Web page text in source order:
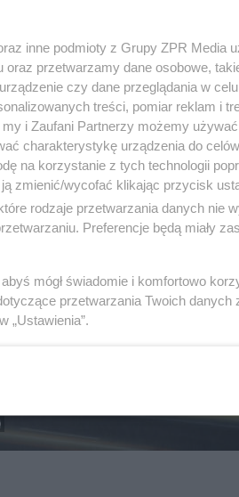
inne podmioty z Grupy ZPR Media
przetwarzamy dane osobowe,
czy dane przeglądania w
treści, pomiar reklam i
i Zaufani Partnerzy możemy
charakterystykę urządzenia do
na korzystanie z tych technologii
zmienić/wycofać klikając przycisk
rodzaje przetwarzania danych nie
Preferencje będą miały
mógł świadomie i komfortowo
przetwarzania Twoich danych
„Ustawienia”.